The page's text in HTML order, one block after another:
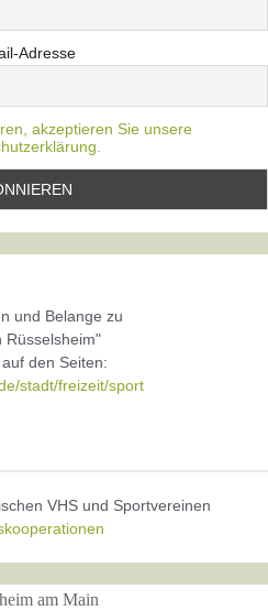
Adresse
akzeptieren Sie unsere
und Belange zu
Rüsselsheim"
den Seiten:
stadt/freizeit/sport
VHS und Sportvereinen
am Main